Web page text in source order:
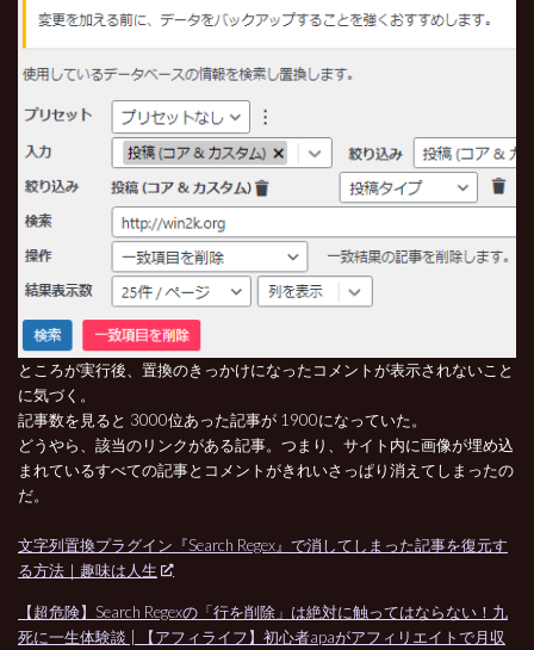
ところが実行後、置換のきっかけになったコメントが表示されないこと
に気づく。
記事数を見ると 3000位あった記事が 1900になっていた。
どうやら、該当のリンクがある記事。つまり、サイト内に画像が埋め込
まれているすべての記事とコメントがきれいさっぱり消えてしまったの
だ。
文字列置換プラグイン『Search Regex』で消してしまった記事を復元す
る方法｜趣味は人生
【超危険】Search Regexの「行を削除」は絶対に触ってはならない！九
死に一生体験談 | 【アフィライフ】初心者apaがアフィリエイトで月収